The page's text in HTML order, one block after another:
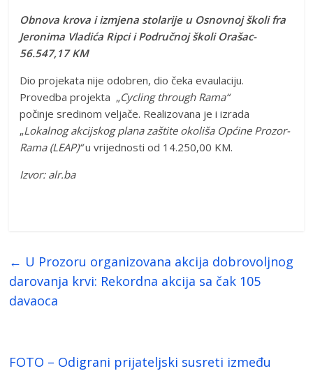
Obnova krova i izmjena stolarije u Osnovnoj školi fra
Jeronima Vladića Ripci i Područnoj školi Orašac-
56.547,17 KM
Dio projekata nije odobren, dio čeka evaulaciju.
Provedba projekta „Cycling through Rama“
počinje sredinom veljače. Realizovana je i izrada
„Lokalnog akcijskog plana zaštite okoliša Općine Prozor-
Rama (LEAP)“u vrijednosti od 14.250,00 KM.
Izvor: alr.ba
← U Prozoru organizovana akcija dobrovoljnog
darovanja krvi: Rekordna akcija sa čak 105
davaoca
FOTO – Odigrani prijateljski susreti između